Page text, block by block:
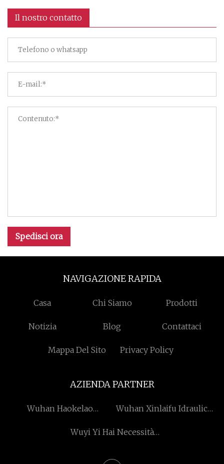
Il nostro contatto
Spedisci ora
NAVIGAZIONE RAPIDA
Casa Chi Siamo Prodotti
Notizia Blog Contattaci
Mappa Del Sito Privacy Policy
AZIENDA PARTNER
Wuhan Haokelao
Co.,Ltd.
Wuhan Xinlaifu Idraulico
Wuyi Yi Hai Necessità